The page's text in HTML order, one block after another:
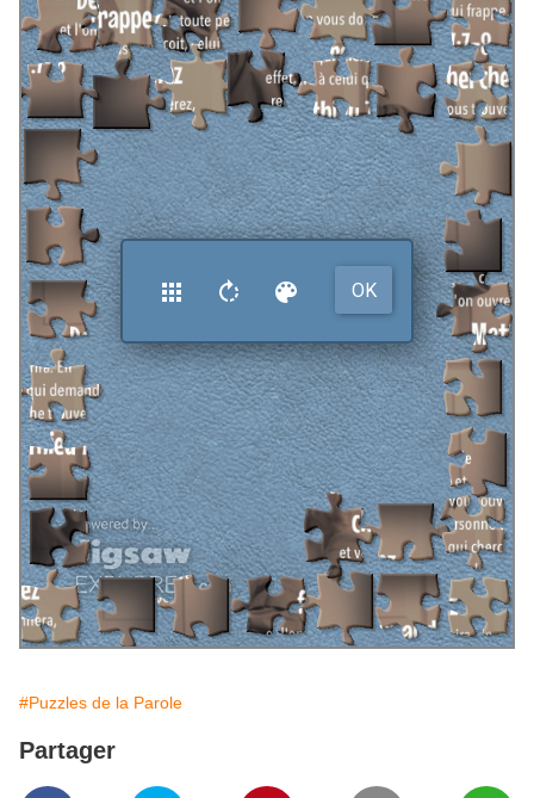
#Puzzles de la Parole
Partager